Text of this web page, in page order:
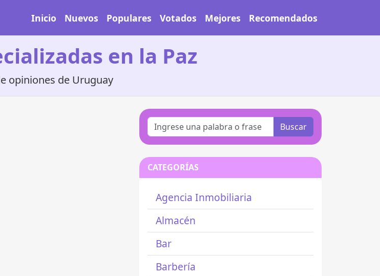
Inicio Nuevos Populares Votados Mejores Recomendados
en la Paz
opiniones de Uruguay
Buscar
CATEGORÍAS
Agencia Inmobiliaria
Almacén
Bar
Barbería